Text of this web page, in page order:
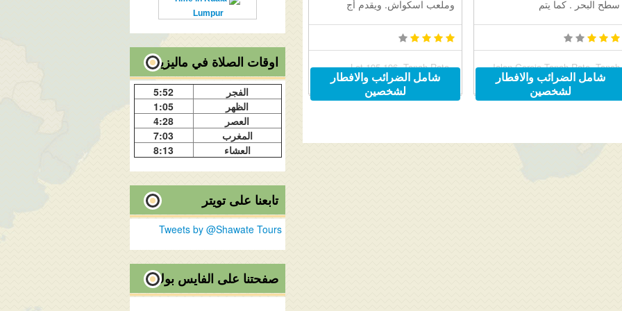
وملعب اسكواش. ويقدم أج
Lot 195-196, Tanah Rata,,
Brinchang, Cameron Highlands,
Malaysia 39000
شامل الضرائب والافطار
لشخصين
سطح البحر . كما يتم
Jalan Gereja Tanah Rata, Tanah
Rata, Cameron Highlands, Malaysia
شامل الضرائب والافطار
لشخصين
Lumpur
اوقات الصلاة في ماليزيا
الفجر
5:52
الظهر
1:05
العصر
4:28
المغرب
7:03
العشاء
8:13
تابعنا على تويتر
Tweets by @Shawate Tours
صفحتنا على الفايس بوك